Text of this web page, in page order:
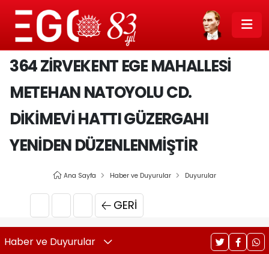
364 ZIRVEKENT EGE MAHALLESI
METEHAN NATOYOLU CD.
DIKIMEVI HATTI GÜZERGAHI
YENIDEN DÜZENLENMIŞTIR
Ana Sayfa Haber ve Duyurular Duyurular
GERI
Haber ve Duyurular